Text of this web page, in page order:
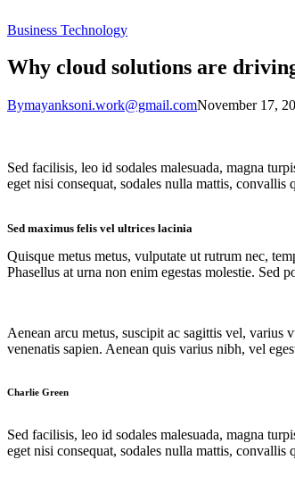
Business Technology
Why cloud solutions are
Bymayanksoni.work@gmail.comNovember 17,
Sed facilisis, leo id sodales malesuada, magna
eget nisi consequat, sodales nulla mattis,
Sed maximus felis vel ultrices lacinia
Quisque metus metus, vulputate ut rutrum nec,
Phasellus at urna non enim egestas molestie.
Aenean arcu metus, suscipit ac sagittis vel, varius
venenatis sapien. Aenean quis varius nibh, vel
Charlie Green
Sed facilisis, leo id sodales malesuada, magna
eget nisi consequat, sodales nulla mattis,